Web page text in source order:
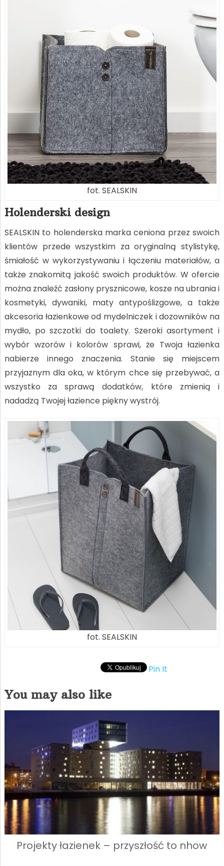
fot. SEALSKIN
Holenderski design
SEALSKIN to holenderska marka ceniona przez swoich
klientów przede wszystkim za oryginalną stylistykę,
śmiałość w wykorzystywaniu i łączeniu materiałów, a
także znakomitą jakość swoich produktów. W ofercie
można znaleźć zasłony prysznicowe, kosze na ubrania i
kosmetyki, dywaniki, maty antypoślizgowe, a także
akcesoria łazienkowe od mydelniczek i dozowników na
mydło, po szczotki do toalety. Szeroki asortyment i
wybór wzorów i kolorów sprawi, że Twoja łazienka
nabierze innego znaczenia. Stanie się miejscem
przyjaznym dla oka, w którym chce się przebywać, a
wszystko za sprawą dodatków, które zmienią i
nadadzą Twojej łazience piękny wystrój.
fot. SEALSKIN
Pin It
You may also like
Projekty łazienek – przyszłość to nhow